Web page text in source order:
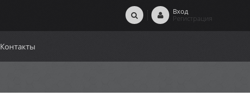
Вход
Регистрация
Контакты